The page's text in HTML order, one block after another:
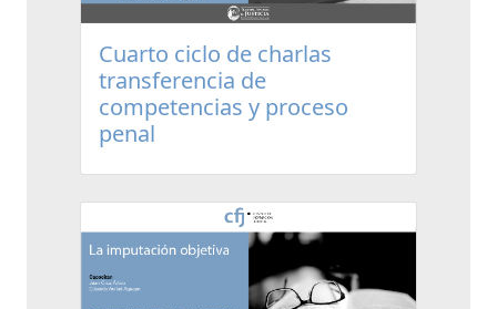
Cuarto ciclo de charlas
transferencia de
competencias y proceso
penal